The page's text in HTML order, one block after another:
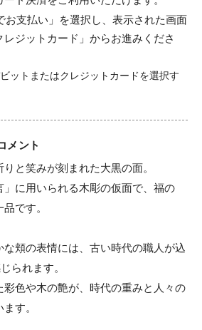
お支払い」を選択し、表示された画面
ジットカード」からお進みくださ
メント
と笑みが刻まれた大黒の面。
」に用いられる木彫の仮面で、福の
です。
頬の表情には、古い時代の職人が込
られます。
色や木の艶が、時代の重みと人々の
す。